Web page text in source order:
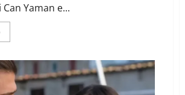
Yaman e...